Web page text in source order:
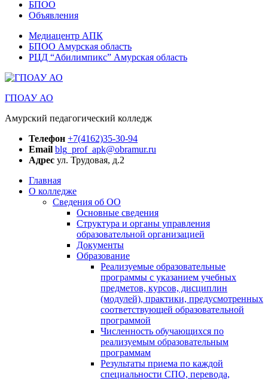
БПОО
Объявления
Медиацентр АПК
БПОО Амурская область
РЦД “Абилимпикс” Амурская область
ГПОАУ АО
Амурский педагогический колледж
Телефон +7(4162)35-30-94
Email blg_prof_apk@obramur.ru
Адрес ул. Трудовая, д.2
Главная
О колледже
Сведения об ОО
Основные сведения
Структура и органы управления
образовательной организацией
Документы
Образование
Реализуемые образовательные
программы с указанием учебных
предметов, курсов, дисциплин
(модулей), практики, предусмотренных
соответствующей образовательной
программой
Численность обучающихся по
реализуемым образовательным
программам
Результаты приема по каждой
специальности СПО, перевода,